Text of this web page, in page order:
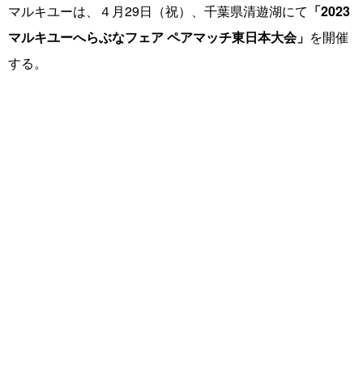
マルキユーは、４月29日（祝）、千葉県清遊湖にて 「2023
マルキユーへらぶなフェア ペアマッチ東日本大会」 を開催
する。